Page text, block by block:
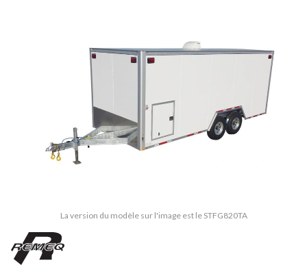
La version du modèle sur l'image est le STFG820TA